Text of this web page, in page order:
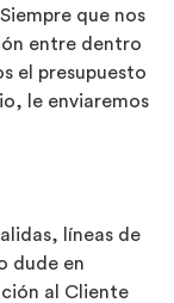
que nos
entre dentro
el presupuesto
le enviaremos
líneas de
dude en
al Cliente